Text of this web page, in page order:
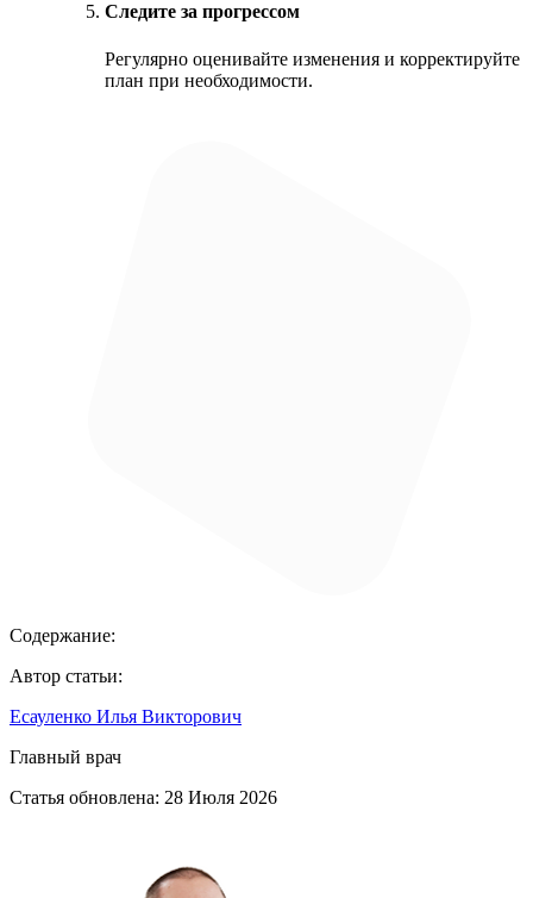
Следите за прогрессом
Регулярно оценивайте изменения и корректируйте
план при необходимости.
Содержание:
Автор статьи:
Есауленко Илья Викторович
Главный врач
Статья обновлена: 28 Июля 2026